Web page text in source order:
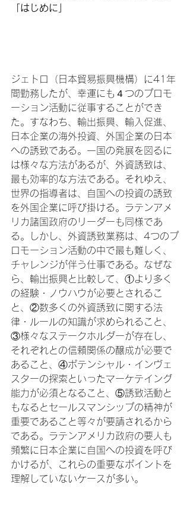
「はじめに」
ジェトロ（日本貿易振興機構）に41年
間勤務したが、幸運にも４つのプロモ
ーション活動に従事することができ
た。すなわち、輸出振興、輸入促進、
日本企業の海外投資、外国企業の日本
への誘致である。一国の発展を図るに
は様々な方法があるが、外資誘致は、
最も効率的な方法である。それゆえ、
世界の指導者は、自国への投資の誘致
を外国企業に呼び掛ける。ラテンアメ
リカ諸国政府のリーダーも同様であ
る。しかし、外資誘致業務は、4つのプ
ロモーション活動の中で最も難しく、
チャレンジが伴う仕事である。なぜな
ら、輸出振興と比較して、①より多く
の経験・ノウハウが必要とされるこ
と、②数多くの外資誘致に関する法
律・ルールの知識が求められること、
③様々なステークホルダーが存在し、
それぞれとの信頼関係の醸成が必要で
あること、④ポテンシャル・インヴェ
スターの探索といったマーケテイング
能力が必須となること、⑤誘致活動と
もなるとセールスマンシップの精神が
重要であること等々が要請されるから
である。ラテンアメリカ政府の要人も
頻繁に日本企業に自国への投資を呼び
かけるが、これらの重要なポイントを
理解していないケースが多い。